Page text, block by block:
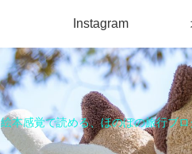
絵本感覚で読める、ほのぼの旅行ブロ
Instagram